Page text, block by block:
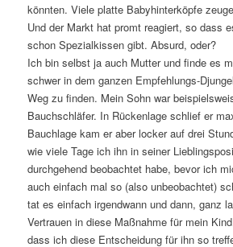
könnten. Viele platte Babyhinterköpfe
Und der Markt hat promt reagiert, so dass
schon Spezialkissen gibt. Absurd, oder?
Ich bin selbst ja auch Mutter und finde es
schwer in dem ganzen Empfehlungs-
Weg zu finden. Mein Sohn war
Bauchschläfer. In Rückenlage schlief er
Bauchlage kam er aber locker auf drei
wie viele Tage ich ihn in seiner
durchgehend beobachtet habe, bevor ich
auch einfach mal so (also unbeobachtet)
tat es einfach irgendwann und dann, ganz
Vertrauen in diese Maßnahme für mein
dass ich diese Entscheidung für ihn so